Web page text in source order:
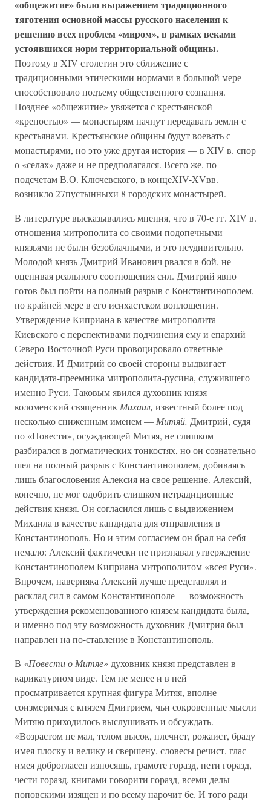
«общежитие» было выражением традиционного
тяготения основной массы русского населения к
решению всех проблем «миром», в рамках веками
устоявшихся норм территориальной общины.
Поэтому в XIV столетии это сближение с
традиционными этическими нормами в большой мере
способствовало подъему общественного сознания.
Позднее «общежитие» увяжется с крестьянской
«крепостью» — монастырям начнут передавать земли с
крестьянами. Крестьянские общины будут воевать с
монастырями, но это уже другая история — в XIV в. спор
о «селах» даже и не предполагался. Всего же, по
подсчетам В.О. Ключевского, в концеXIV-XVвв.
возникло 27пустынныхи 8 городских монастырей.
В литературе высказывались мнения, что в 70-е гг. XIV в.
отношения митрополита со своими подопечными-
князьями не были безоблачными, и это неудивительно.
Молодой князь Дмитрий Иванович рвался в бой, не
оценивая реального соотношения сил. Дмитрий явно
готов был пойти на полный разрыв с Константинополем,
по крайней мере в его исихастском воплощении.
Утверждение Киприана в качестве митрополита
Киевского с перспективами подчинения ему и епархий
Северо-Восточной Руси провоцировало ответные
действия. И Дмитрий со своей стороны выдвигает
кандидата-преемника митрополита-русина, служившего
именно Руси. Таковым явился духовник князя
коломенский священник Михаил, известный более под
несколько сниженным именем — Митяй. Дмитрий, судя
по «Повести», осуждающей Митяя, не слишком
разбирался в догматических тонкостях, но он сознательно
шел на полный разрыв с Константинополем, добиваясь
лишь благословения Алексия на свое решение. Алексий,
конечно, не мог одобрить слишком нетрадиционные
действия князя. Он согласился лишь с выдвижением
Михаила в качестве кандидата для отправления в
Константинополь. Но и этим согласием он брал на себя
немало: Алексий фактически не признавал утверждение
Константинополем Киприана митрополитом «всея Руси».
Впрочем, наверняка Алексий лучше представлял и
расклад сил в самом Константинополе — возможность
утверждения рекомендованного князем кандидата была,
и именно под эту возможность духовник Дмитрия был
направлен на по-ставление в Константинополь.
В «Повести о Митяе» духовник князя представлен в
карикатурном виде. Тем не менее и в ней
просматривается крупная фигура Митяя, вполне
соизмеримая с князем Дмитрием, чьи сокровенные мысли
Митяю приходилось выслушивать и обсуждать.
«Возрастом не мал, телом высок, плечист, рожаист, браду
имея плоску и велику и свершену, словесы речист, глас
имея доброгласен износящь, грамоте горазд, пети горазд,
чести горазд, книгами говорити горазд, всеми делы
поповскими изящен и по всему нарочит бе. И того ради